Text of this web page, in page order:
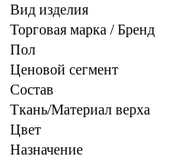
Вид изделия
Торговая марка / Бренд
Пол
Ценовой сегмент
Состав
Ткань/Материал верха
Цвет
Назначение